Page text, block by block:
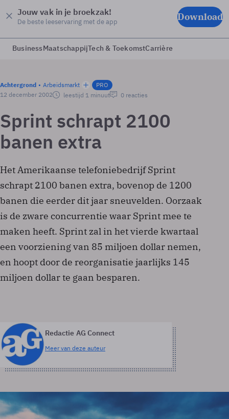
Jouw vak in je broekzak!
De beste leeservaring met de app Download
BusinessMaatschappijTech & ToekomstCarrière
Achtergrond Arbeidsmarkt
PRO
12 december 2002
leestijd 1 minuut 0 reacties
Sprint schrapt 2100
banen extra
Het Amerikaanse telefoniebedrijf Sprint
schrapt 2100 banen extra, bovenop de 1200
banen die eerder dit jaar sneuvelden. Oorzaak
is de zware concurrentie waar Sprint mee te
maken heeft. Sprint zal in het vierde kwartaal
een voorziening van 85 miljoen dollar nemen,
en hoopt door de reorganisatie jaarlijks 145
miljoen dollar te gaan besparen.
Redactie AG Connect
Meer van deze auteur